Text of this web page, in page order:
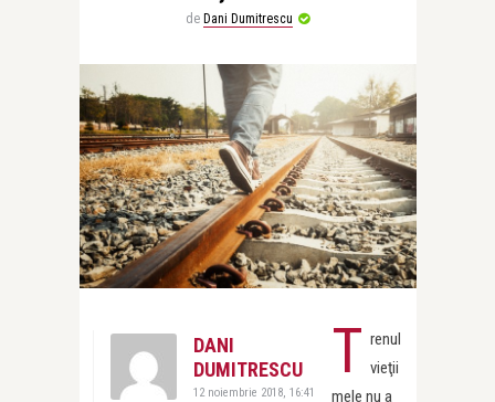
de Dani Dumitrescu
DANI
DUMITRESCU
12 noiembrie 2018, 16:41
T renul
vieţii
mele nu a